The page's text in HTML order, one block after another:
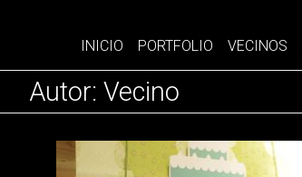
INICIO PORTFOLIO VECINOS
Autor: Vecino